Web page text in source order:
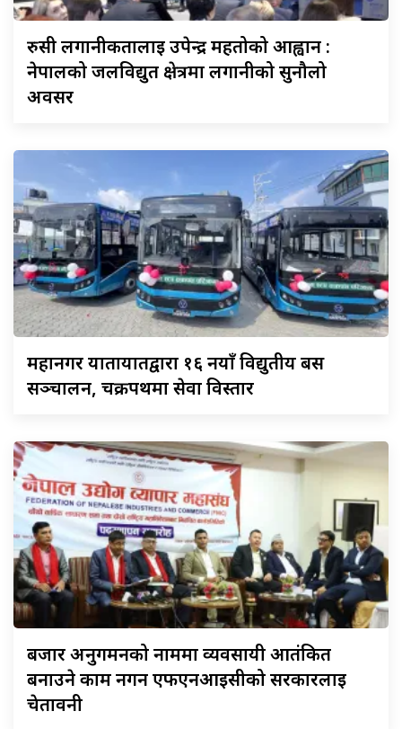
रुसीलगानीकर्तालाई उपेन्द्र महतोको आह्वान :
नेपालको जलविद्युत क्षेत्रमा लगानीको सुनौलो
अवसर
महानगरयातायातद्वारा १६ नयाँ विद्युतीय बस
सञ्चालन, चक्रपथमा सेवा विस्तार
बजारअनुगमनको नाममा व्यवसायी आतंकित
बनाउने काम नगर्न एफएनआईसीको सरकारलाई
चेतावनी